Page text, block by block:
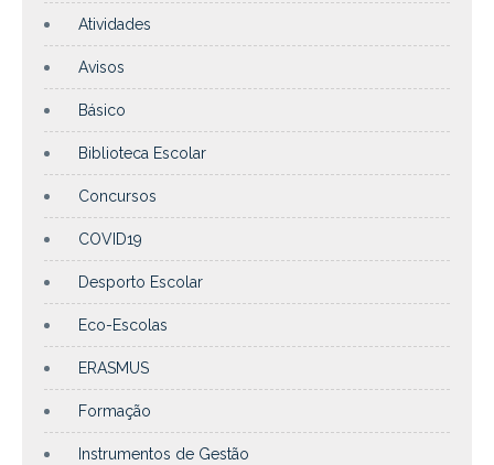
Atividades
Avisos
Básico
Biblioteca Escolar
Concursos
COVID19
Desporto Escolar
Eco-Escolas
ERASMUS
Formação
Instrumentos de Gestão